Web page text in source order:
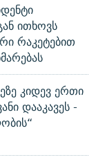
ითხოვს
რაკეტებით
კიდევ ერთი
დააკავეს -